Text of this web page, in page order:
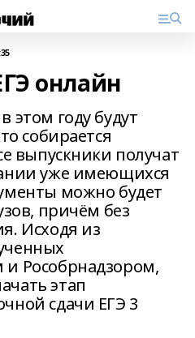
онлайн
этом году будут
собирается
выпускники получат
уже имеющихся
можно будет
причём без
Исходя из
и Рособрнадзором,
этап
сдачи ЕГЭ 3